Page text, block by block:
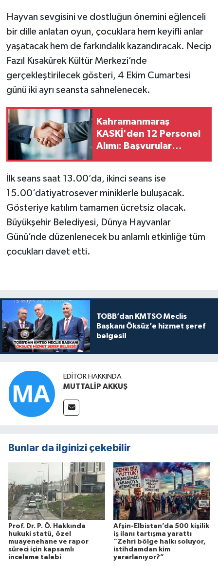
Hayvan sevgisini ve dostluğun önemini eğlenceli
bir dille anlatan oyun, çocuklara hem keyifli anlar
yaşatacak hem de farkındalık kazandıracak. Necip
Fazıl Kısakürek Kültür Merkezi’nde
gerçekleştirilecek gösteri, 4 Ekim Cumartesi
günü iki ayrı seansta sahnelenecek.
Kahramanmaraş
KASKİ'den 12 Personel
Alımı: Başvurular
İlk seans saat 13.00’da, ikinci seans ise
15.00’datiyatrosever miniklerle buluşacak.
Gösteriye katılım tamamen ücretsiz olacak.
Büyükşehir Belediyesi, Dünya Hayvanlar
Günü’nde düzenlenecek bu anlamlı etkinliğe tüm
çocukları davet etti.
TOBB’dan KMTSO Meclis
Başkanı Öksüz’e hizmet şeref
belgesi!
EDITÖR HAKKINDA
MUTTALİP AKKUŞ
Bunlar da ilginizi çekebilir
Prof. Dr. P. Ö. Hakkında
hukuki statü, özel
muayenehane ve rapor
süreci için kapsamlı
inceleme talebi
Afşin-Elbistan’da 500 kişilik
iş ilanı tartışma yarattı
“Zehri bölge halkı soluyor,
istihdamdan kim
yararlanıyor?”